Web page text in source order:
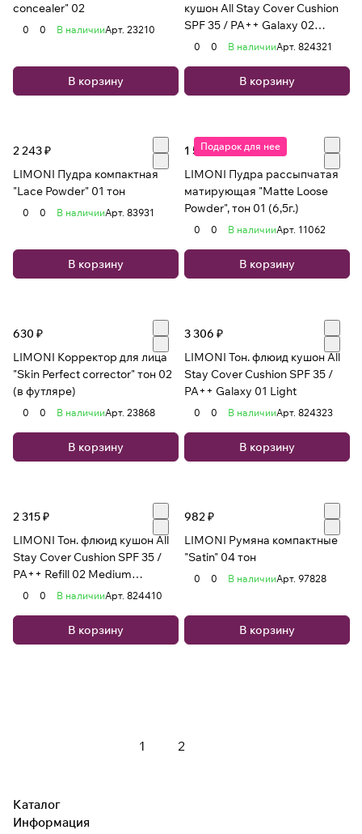
concealer" 02
0 0 В наличииАрт. 23210
В корзину
кушон All Stay Cover Cushion
SPF 35 / PA++ Galaxy 02
Medium
0 0 В наличииАрт. 824321
В корзину
2 243 ₽
LIMONI Пудра компактная
"Lace Powder" 01 тон
0 0 В наличииАрт. 83931
В корзину
Подарок для нее
1 544 ₽
LIMONI Пудра рассыпчатая
матирующая "Matte Loose
Powder", тон 01 (6,5г.)
0 0 В наличииАрт. 11062
В корзину
630 ₽
LIMONI Корректор для лица
"Skin Perfect corrector" тон 02
(в футляре)
0 0 В наличииАрт. 23868
В корзину
3 306 ₽
LIMONI Тон. флюид кушон All
Stay Cover Cushion SPF 35 /
PA++ Galaxy 01 Light
0 0 В наличииАрт. 824323
В корзину
2 315 ₽
LIMONI Тон. флюид кушон All
Stay Cover Cushion SPF 35 /
PA++ Refill 02 Medium
(Сменный блок)
0 0 В наличииАрт. 824410
В корзину
982 ₽
LIMONI Румяна компактные
"Satin" 04 тон
0 0 В наличииАрт. 97828
В корзину
1 2
Каталог
Информация